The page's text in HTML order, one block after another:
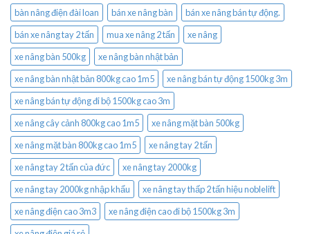
bàn nâng điện đài loan
bán xe nâng bàn
bán xe nâng bán tự động.
bán xe nâng tay 2 tấn
mua xe nâng 2 tấn
xe nâng
xe nâng bàn 500kg
xe nâng bàn nhật bản
xe nâng bàn nhật bản 800kg cao 1m5
xe nâng bán tự động 1500kg 3m
xe nâng bán tự động đi bộ 1500kg cao 3m
xe nâng cây cảnh 800kg cao 1m5
xe nâng mặt bàn 500kg
xe nâng mặt bàn 800kg cao 1m5
xe nâng tay 2 tấn
xe nâng tay 2 tấn của đức
xe nâng tay 2000kg
xe nâng tay 2000kg nhập khẩu
xe nâng tay thấp 2 tấn hiệu noblelift
xe nâng điện cao 3m3
xe nâng điện cao đi bộ 1500kg 3m